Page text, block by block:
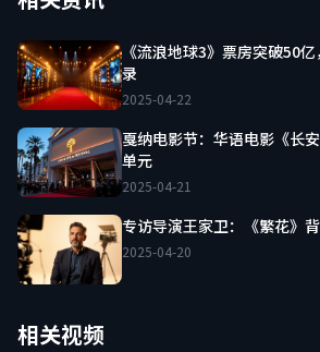
《流浪地球3》票房突破50
录
2025-04-22
戛纳电影节：华语电影《长
单元
2025-04-21
专访导演王家卫：《繁花》
2025-04-20
相关视频